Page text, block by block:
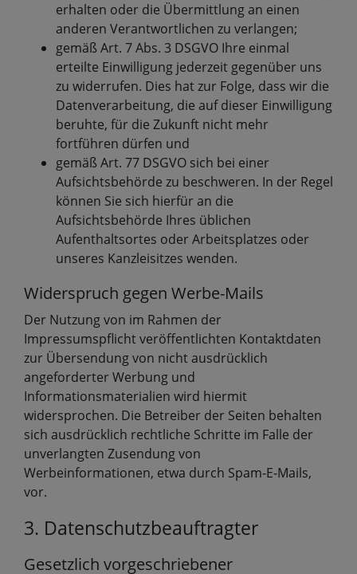
erhalten oder die Übermittlung an einen
anderen Verantwortlichen zu verlangen;
gemäß Art. 7 Abs. 3 DSGVO Ihre einmal
erteilte Einwilligung jederzeit gegenüber uns
zu widerrufen. Dies hat zur Folge, dass wir die
Datenverarbeitung, die auf dieser Einwilligung
beruhte, für die Zukunft nicht mehr
fortführen dürfen und
gemäß Art. 77 DSGVO sich bei einer
Aufsichtsbehörde zu beschweren. In der Regel
können Sie sich hierfür an die
Aufsichtsbehörde Ihres üblichen
Aufenthaltsortes oder Arbeitsplatzes oder
unseres Kanzleisitzes wenden.
Widerspruch gegen Werbe-Mails
Der Nutzung von im Rahmen der
Impressumspflicht veröffentlichten Kontaktdaten
zur Übersendung von nicht ausdrücklich
angeforderter Werbung und
Informationsmaterialien wird hiermit
widersprochen. Die Betreiber der Seiten behalten
sich ausdrücklich rechtliche Schritte im Falle der
unverlangten Zusendung von
Werbeinformationen, etwa durch Spam-E-Mails,
vor.
3. Datenschutzbeauftragter
Gesetzlich vorgeschriebener